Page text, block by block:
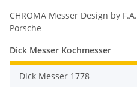
CHROMA Messer Design by F.A.
Porsche
Dick Messer Kochmesser
Dick Messer 1778